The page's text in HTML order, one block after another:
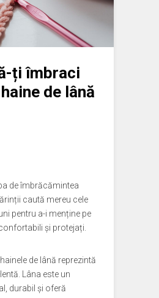
ți îmbraci
de lână
de îmbrăcămintea
caută mereu cele
pentru a-i menține pe
și protejați.
de lână reprezintă
Lâna este un
durabil și oferă